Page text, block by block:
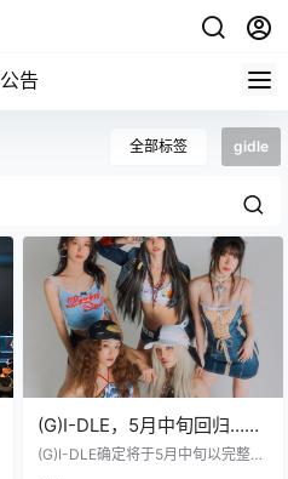
公告
全部标签 gidle
(G)I-DLE，5月中旬回归…与
CUBE续约后首次完整体出击
(G)I-DLE确定将于5月中旬以完整体